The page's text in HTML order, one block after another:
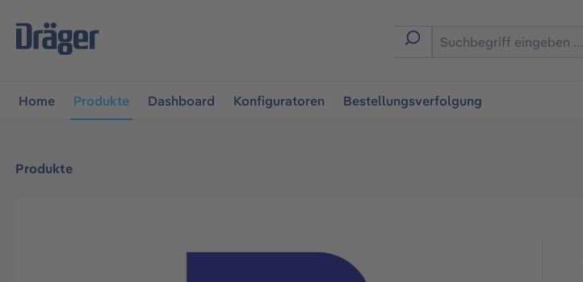
springen
Home Produkte Dashboard Konfiguratoren Bestellungsverfolgung
Produkte